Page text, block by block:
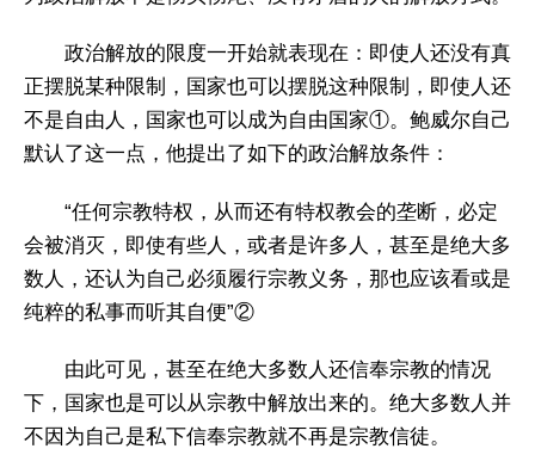
政治解放的限度一开始就表现在：即使人还没有真
正摆脱某种限制，国家也可以摆脱这种限制，即使人还
不是自由人，国家也可以成为自由国家①。鲍威尔自己
默认了这一点，他提出了如下的政治解放条件：
“任何宗教特权，从而还有特权教会的垄断，必定
会被消灭，即使有些人，或者是许多人，甚至是绝大多
数人，还认为自己必须履行宗教义务，那也应该看或是
纯粹的私事而听其自便”②
由此可见，甚至在绝大多数人还信奉宗教的情况
下，国家也是可以从宗教中解放出来的。绝大多数人并
不因为自己是私下信奉宗教就不再是宗教信徒。